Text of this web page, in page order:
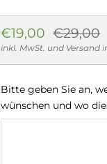
Normaler
Preis
€19,00 €29,00
inkl. MwSt. und Versand
Bitte geben Sie an,
wünschen und wo